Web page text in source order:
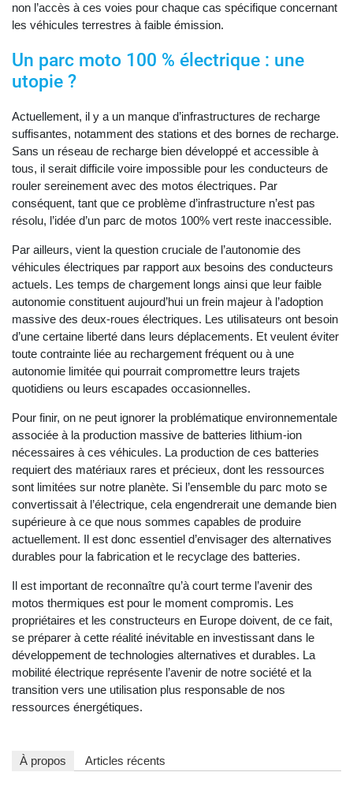
non l’accès à ces voies pour chaque cas spécifique concernant
les véhicules terrestres à faible émission.
Un parc moto 100 % électrique : une
utopie ?
Actuellement, il y a un manque d’infrastructures de recharge
suffisantes, notamment des stations et des bornes de recharge.
Sans un réseau de recharge bien développé et accessible à
tous, il serait difficile voire impossible pour les conducteurs de
rouler sereinement avec des motos électriques. Par
conséquent, tant que ce problème d’infrastructure n’est pas
résolu, l’idée d’un parc de motos 100% vert reste inaccessible.
Par ailleurs, vient la question cruciale de l’autonomie des
véhicules électriques par rapport aux besoins des conducteurs
actuels. Les temps de chargement longs ainsi que leur faible
autonomie constituent aujourd’hui un frein majeur à l’adoption
massive des deux-roues électriques. Les utilisateurs ont besoin
d’une certaine liberté dans leurs déplacements. Et veulent éviter
toute contrainte liée au rechargement fréquent ou à une
autonomie limitée qui pourrait compromettre leurs trajets
quotidiens ou leurs escapades occasionnelles.
Pour finir, on ne peut ignorer la problématique environnementale
associée à la production massive de batteries lithium-ion
nécessaires à ces véhicules. La production de ces batteries
requiert des matériaux rares et précieux, dont les ressources
sont limitées sur notre planète. Si l’ensemble du parc moto se
convertissait à l’électrique, cela engendrerait une demande bien
supérieure à ce que nous sommes capables de produire
actuellement. Il est donc essentiel d’envisager des alternatives
durables pour la fabrication et le recyclage des batteries.
Il est important de reconnaître qu’à court terme l’avenir des
motos thermiques est pour le moment compromis. Les
propriétaires et les constructeurs en Europe doivent, de ce fait,
se préparer à cette réalité inévitable en investissant dans le
développement de technologies alternatives et durables. La
mobilité électrique représente l’avenir de notre société et la
transition vers une utilisation plus responsable de nos
ressources énergétiques.
À propos Articles récents